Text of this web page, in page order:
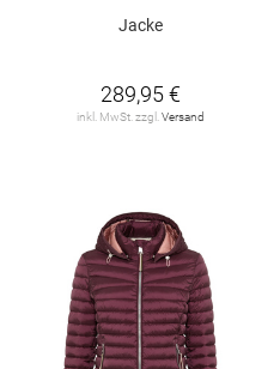
Jacke
289,95 €
inkl. MwSt. zzgl.Versand